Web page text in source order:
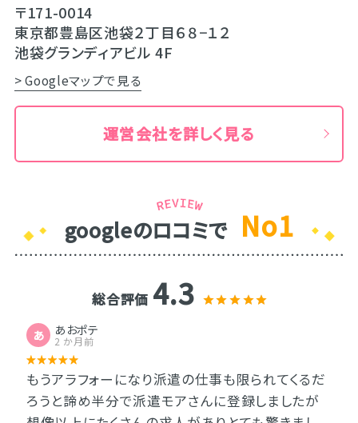
〒171-0014
東京都豊島区池袋２丁目６８−１２
池袋グランディアビル 4F
> Googleマップで見る
運営会社を詳しく見る
googleのロコミで No1
総合評価 4.3
あ あおポテ
2 か月前
もうアラフォーになり派遣の仕事も限られてくるだ
ろうと諦め半分で派遣モアさんに登録しましたが